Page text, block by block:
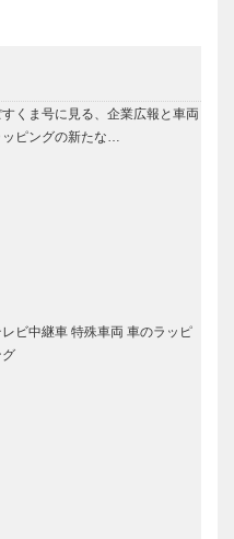
くま号に見る、企業広報と車両
ッピングの新たな…
レビ中継車 特殊車両 車のラッピ
グ